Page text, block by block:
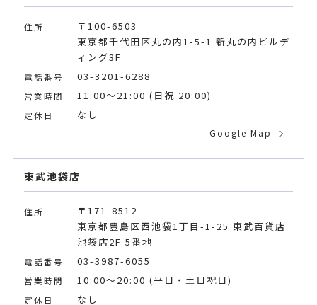
住所
〒100-6503
東京都千代田区丸の内1-5-1 新丸の内ビルデ
ィング3F
電話番号 03-3201-6288
営業時間 11:00～21:00 (日祝 20:00)
定休日 なし
Google Map
東武池袋店
住所
〒171-8512
東京都豊島区西池袋1丁目-1-25 東武百貨店
池袋店2F 5番地
電話番号 03-3987-6055
営業時間 10:00～20:00 (平日・土日祝日)
定休日 なし